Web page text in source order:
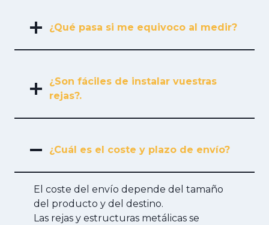
¿Qué pasa si me equivoco al medir?
¿Son fáciles de instalar vuestras
rejas?.
¿Cuál es el coste y plazo de envío?
El coste del envío depende del tamaño
del producto y del destino.
Las rejas y estructuras metálicas se